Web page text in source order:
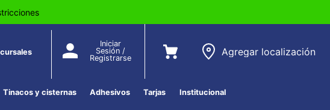
Iniciar
Sesión /
Registrarse
Agregar localización
Tinacos y cisternas Adhesivos Tarjas Institucional